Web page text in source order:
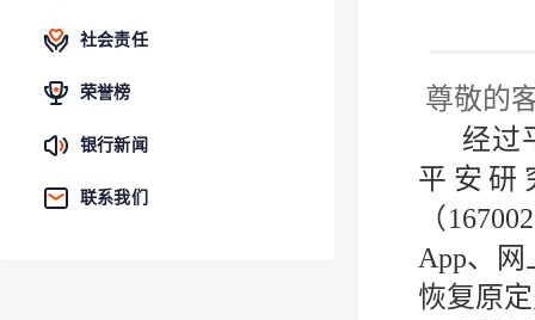
社会责任
荣誉榜
银行新闻
联系我们
尊敬的
经过
平安研
（
App、
恢复原